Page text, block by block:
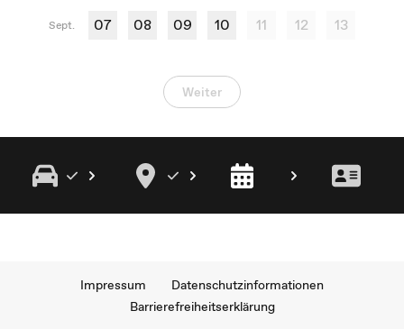
Sept. 07 08 09 10 11 12 13
Weiter
Impressum
Datenschutzinformationen
Barrierefreiheitserklärung